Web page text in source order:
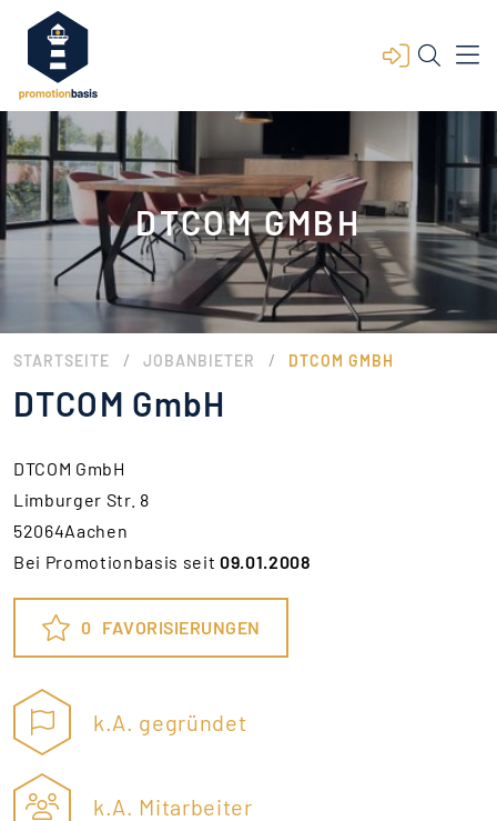
DTCOM GMBH
STARTSEITE / JOBANBIETER / DTCOM GMBH
DTCOM GmbH
DTCOM GmbH
Limburger Str. 8
52064Aachen
Bei Promotionbasis seit09.01.2008
0 FAVORISIERUNGEN
k.A. gegründet
k.A. Mitarbeiter